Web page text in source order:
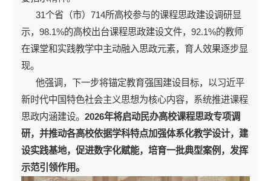
31个省（市）714所高校参与的课程思政建设调研显
示，98.1%的高校出台课程思政建设文件，92.1%的教师
在课堂和实践教学中主动融入思政元素，育人效果逐步显
现。
他强调，下一步将锚定教育强国建设目标，以习近平
新时代中国特色社会主义思想为核心内容，系统推进课程
思政内涵建设。2026年将启动民办高校课程思政专项调
研，并推动各高校依据学科特点加强体系化教学设计，建
设实践基地，促进数字化赋能，培育一批典型案例，发挥
示范引领作用。